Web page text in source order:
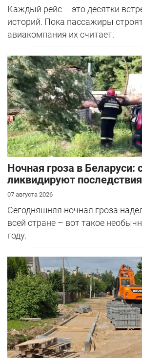
Каждый рейс – это десятки
историй. Пока пассажиры
авиакомпания их считает.
Ночная гроза в Беларуси:
ликвидируют
07 августа 2026
Сегодняшняя ночная гроза
всей стране – вот такое
году.